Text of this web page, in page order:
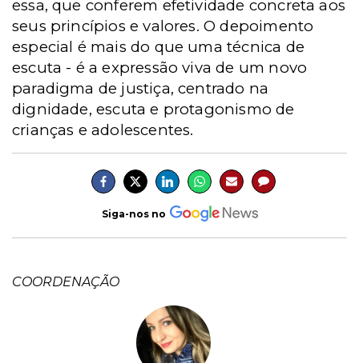
essa, que conferem efetividade concreta aos
seus princípios e valores. O depoimento
especial é mais do que uma técnica de
escuta - é a expressão viva de um novo
paradigma de justiça, centrado na
dignidade, escuta e protagonismo de
crianças e adolescentes.
Siga-nos no
COORDENAÇÃO